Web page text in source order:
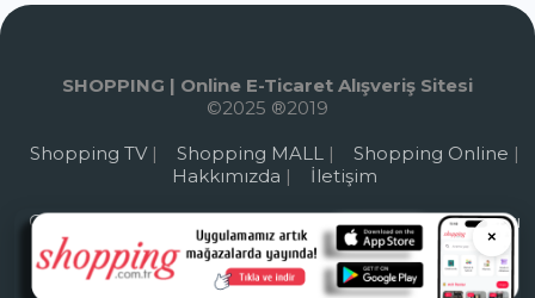
×
SHOPPING | Online E-Ticaret Alışveriş Sitesi
©2025 ®2019
Shopping TV| Shopping MALL | Shopping Online |
Hakkımızda |
İletişim
Çerez Politikası| Gizlilik Politikası| Kullanım Şartları